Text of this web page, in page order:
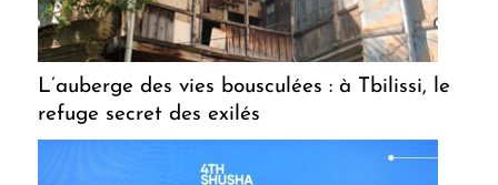
L’auberge des vies bousculées : à Tbilissi, le
refuge secret des exilés